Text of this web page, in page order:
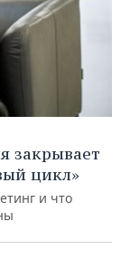
закрывает
цикл»
и что